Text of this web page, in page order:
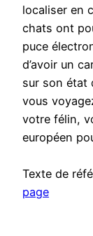
localiser en
chats ont
puce
d’avoir un
sur son état
vous
votre félin,
européen
Texte de
page